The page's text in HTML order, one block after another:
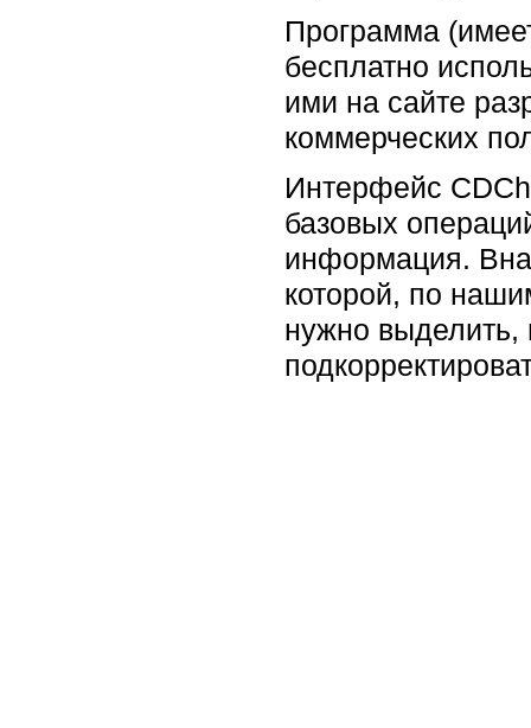
Программа
бесплатно
ими на сайте
коммерческих
Интерфейс
базовых
информация.
которой, по
нужно выделить,